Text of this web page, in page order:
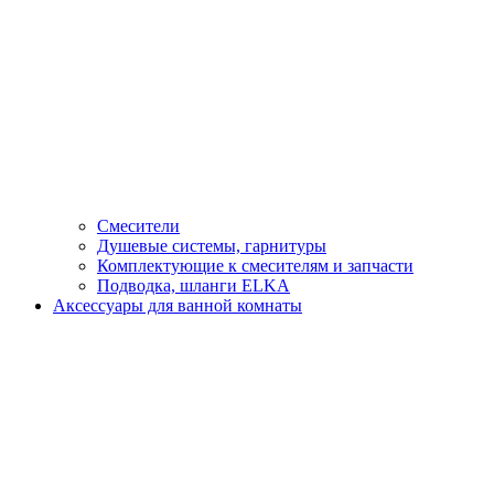
Смесители
Душевые системы, гарнитуры
Комплектующие к смесителям и запчасти
Подводка, шланги ELKA
Аксессуары для ванной комнаты